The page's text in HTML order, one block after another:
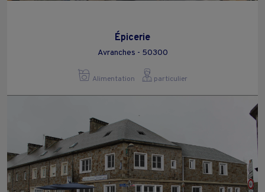
Épicerie
Avranches - 50300
Alimentation particulier